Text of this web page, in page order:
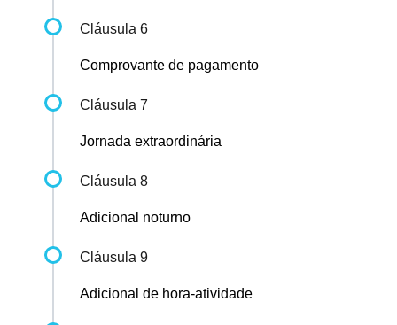
Cláusula 6
Comprovante de pagamento
Cláusula 7
Jornada extraordinária
Cláusula 8
Adicional noturno
Cláusula 9
Adicional de hora-atividade